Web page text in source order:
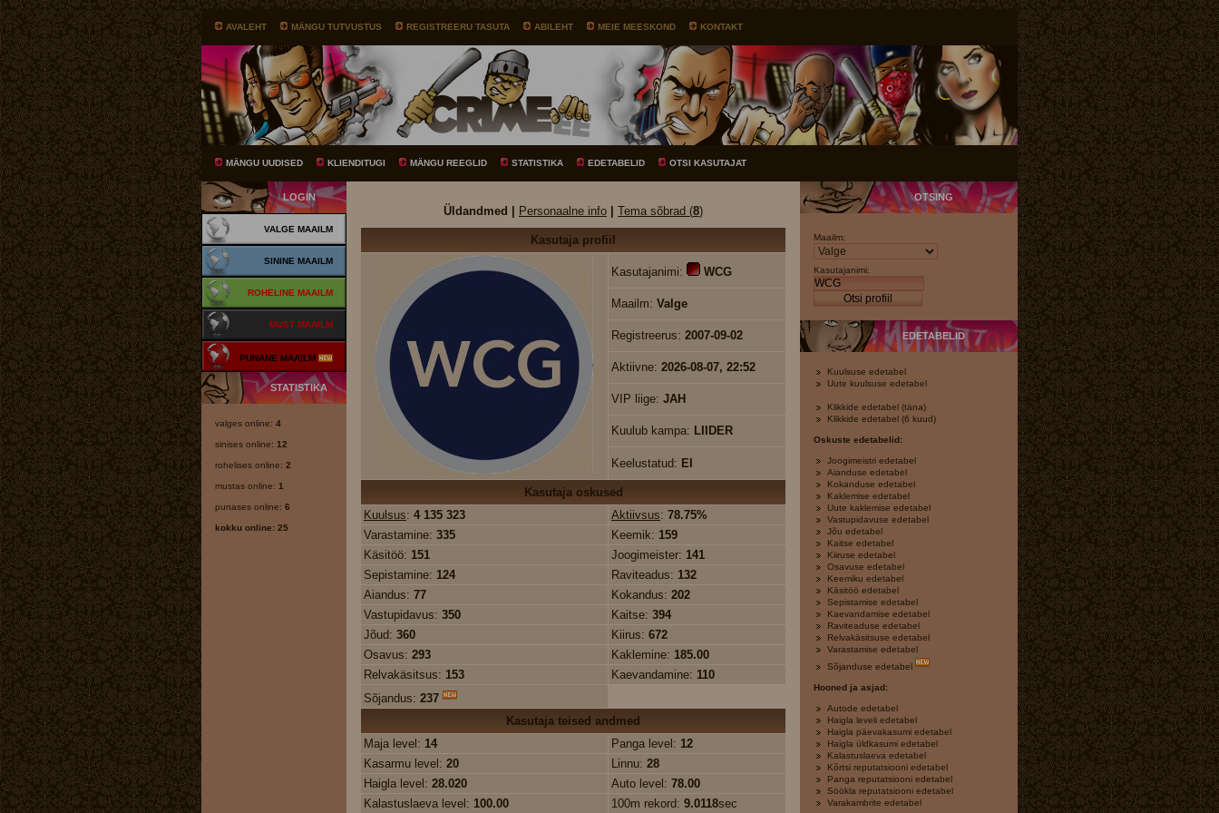
AVALEHT MÄNGU TUTVUSTUS REGISTREERU TASUTA ABILEHT MEIE MEESKOND KONTAKT
MÄNGU UUDISED KLIENDITUGI MÄNGU REEGLID STATISTIKA EDETABELID OTSI KASUTAJAT
LOGIN
VALGE MAAILM
SININE MAAILM
ROHELINE MAAILM
MUST MAAILM
PUNANE MAAILM
STATISTIKA
valges online: 4
sinises online: 12
rohelises online: 2
mustas online: 1
punases online: 6
kokku online: 25
Üldandmed | Personaalne info Tema sõbrad (8)
Kasutaja profiil
Kasutajanimi: WCG
Maailm: Valge
Registreerus: 2007-09-02
Aktiivne: 2026-08-07, 22:52
VIP liige: JAH
Kuulub kampa: LIIDER
Keelustatud: EI
Kasutaja oskused
Kuulsus: 4 135 323 Aktiivsus: 78.75%
Varastamine: 335 Keemik: 159
Käsitöö: 151 Joogimeister: 141
Sepistamine: 124 Raviteadus: 132
Aiandus: 77 Kokandus: 202
Vastupidavus: 350 Kaitse: 394
Jõud: 360 Kiirus: 672
Osavus: 293 Kaklemine: 185.00
Relvakäsitsus: 153 Kaevandamine: 110
Sõjandus: 237
Kasutaja teised andmed
Maja level: 14 Panga level: 12
Kasarmu level: 20 Linnu: 28
Haigla level: 28.020 Auto level: 78.00
Kalastuslaeva level: 100.00 100m rekord: 9.0118sec
OTSING
Maailm:
Kasutajanimi:
Otsi profiil
EDETABELID
Kuulsuse edetabel
Uute kuulsuse edetabel
Klikkide edetabel (täna)
Klikkide edetabel (6 kuud)
Oskuste edetabelid:
Joogimeistri edetabel
Aianduse edetabel
Kokanduse edetabel
Kaklemise edetabel
Uute kaklemise edetabel
Vastupidavuse edetabel
Jõu edetabel
Kaitse edetabel
Kiiruse edetabel
Osavuse edetabel
Keemiku edetabel
Käsitöö edetabel
Sepistamise edetabel
Kaevandamise edetabel
Raviteaduse edetabel
Relvakäsitsuse edetabel
Varastamise edetabel
Sõjanduse edetabel
Hooned ja asjad:
Autode edetabel
Haigla leveli edetabel
Haigla päevakasumi edetabel
Haigla üldkasumi edetabel
Kalastuslaeva edetabel
Kõrtsi reputatsiooni edetabel
Panga reputatsiooni edetabel
Söökla reputatsiooni edetabel
Varakambrite edetabel